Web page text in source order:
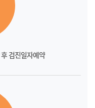
검진일자예약